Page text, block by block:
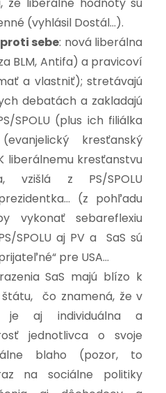
(vyhlásil Dostál…).
sebe: nová liberálna
BLM, Antifa) a pravicoví
a vlastniť); stretávajú
debatách a zakladajú
SPOLU (plus ich filiálka
kresťanský
liberálnemu kresťanstvu
vzišlá z PS/SPOLU
(z pohľadu
vykonať sebareflexiu
SPOLU aj PV a SaS sú
pre USA…
SaS majú blízo k
štátu, čo znamená, že v
je aj individuálna a
jednotlivca o svoje
blaho (pozor, to
na sociálne politiky